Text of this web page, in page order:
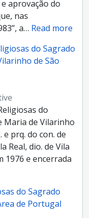
aprovação do
nas
a… Read more
do Sagrado
de São
do
Maria de Vilarinho
e prq. do con. de
Real, dio. de Vila
1976 e encerrada
do Sagrado
de Portugal